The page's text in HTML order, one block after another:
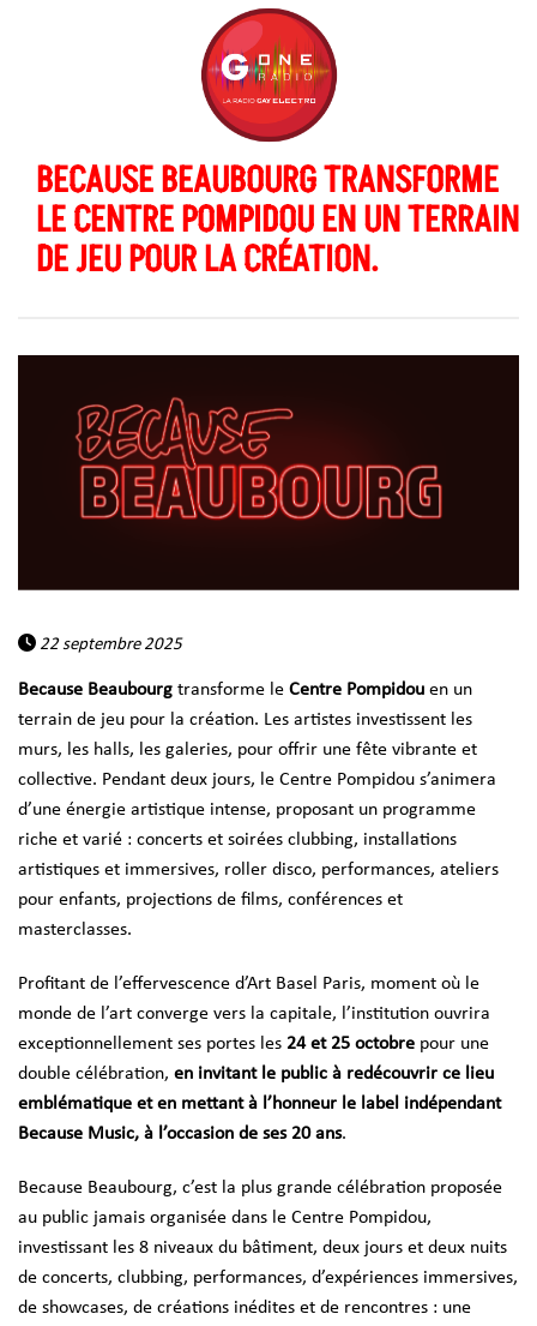
BECAUSE BEAUBOURG TRANSFORME
LE CENTRE POMPIDOU EN UN TERRAIN
DE JEU POUR LA CRÉATION.
22 septembre 2025
Because Beaubourg transforme le Centre Pompidou en un
terrain de jeu pour la création. Les artistes investissent les
murs, les halls, les galeries, pour offrir une fête vibrante et
collective. Pendant deux jours, le Centre Pompidou s’animera
d’une énergie artistique intense, proposant un programme
riche et varié : concerts et soirées clubbing, installations
artistiques et immersives, roller disco, performances, ateliers
pour enfants, projections de films, conférences et
masterclasses.
Profitant de l’effervescence d’Art Basel Paris, moment où le
monde de l’art converge vers la capitale, l’institution ouvrira
exceptionnellement ses portes les 24 et 25 octobre pour une
double célébration, en invitant le public à redécouvrir ce lieu
emblématique et en mettant à l’honneur le label indépendant
Because Music, à l’occasion de ses 20 ans.
Because Beaubourg, c’est la plus grande célébration proposée
au public jamais organisée dans le Centre Pompidou,
investissant les 8 niveaux du bâtiment, deux jours et deux nuits
de concerts, clubbing, performances, d’expériences immersives,
de showcases, de créations inédites et de rencontres : une